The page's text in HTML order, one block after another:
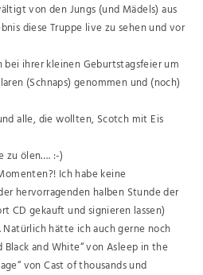
von den Jungs (und Mädels) aus
diese Truppe live zu sehen und vor
bei ihrer kleinen Geburtstagsfeier um
(Schnaps) genommen und (noch)
alle, die wollten, Scotch mit Eis
zu ölen…. :-)
Ich habe keine
hervorragenden halben Stunde der
CD gekauft und signieren lassen)
hätte ich auch gerne noch
Black and White“ von Asleep in the
von Cast of thousands und